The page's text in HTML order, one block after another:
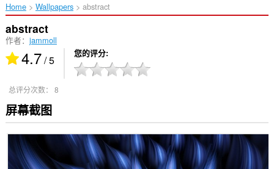
Home Wallpapers abstract‎
abstract
作者： jammoll
4.7/ 5 您的评分
总评分次数： 8
屏幕截图